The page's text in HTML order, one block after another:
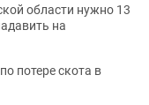
области нужно 13
на
потере скота в